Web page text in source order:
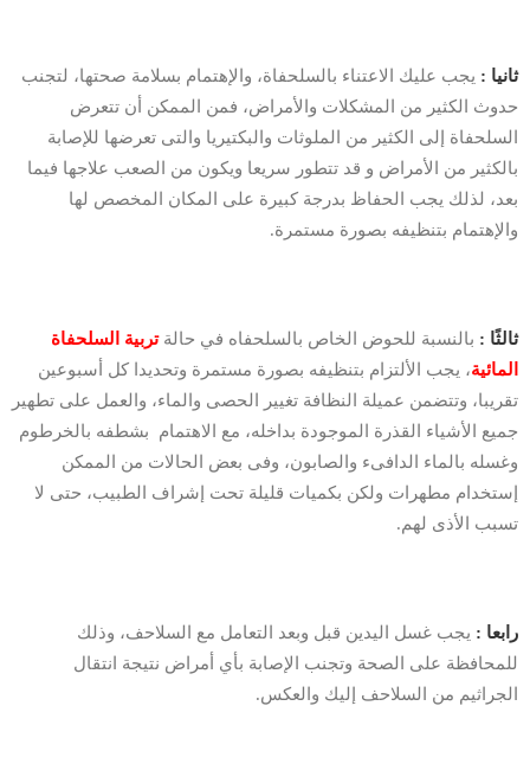
ثانيا : يجب عليك الاعتناء بالسلحفاة، والإهتمام بسلامة صحتها، لتجنب
حدوث الكثير من المشكلات والأمراض، فمن الممكن أن تتعرض
السلحفاة إلى الكثير من الملوثات والبكتيريا والتى تعرضها للإصابة
بالكثير من الأمراض و قد تتطور سريعا ويكون من الصعب علاجها فيما
بعد، لذلك يجب الحفاظ بدرجة كبيرة على المكان المخصص لها
والإهتمام بتنظيفه بصورة مستمرة.
ثالثًا : بالنسبة للحوض الخاص بالسلحفاه في حالةتربية السلحفاة
المائية، يجب الألتزام بتنظيفه بصورة مستمرة وتحديدا كل أسبوعين
تقريبا، وتتضمن عميلة النظافة تغيير الحصى والماء، والعمل على تطهير
جميع الأشياء القذرة الموجودة بداخله، مع الاهتمام بشطفه بالخرطوم
وغسله بالماء الدافىء والصابون، وفى بعض الحالات من الممكن
إستخدام مطهرات ولكن بكميات قليلة تحت إشراف الطبيب، حتى لا
تسبب الأذى لهم.
رابعا : يجب غسل اليدين قبل وبعد التعامل مع السلاحف، وذلك
للمحافظة على الصحة وتجنب الإصابة بأي أمراض نتيجة انتقال
الجراثيم من السلاحف إليك والعكس.